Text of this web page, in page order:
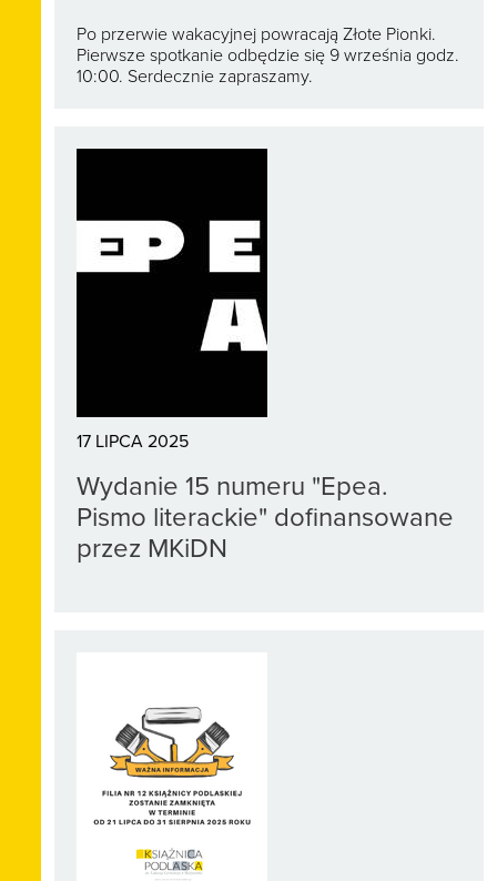
Po przerwie wakacyjnej powracają Złote Pionki.
Pierwsze spotkanie odbędzie się 9 września godz.
10:00. Serdecznie zapraszamy.
17 LIPCA 2025
Wydanie 15 numeru "Epea.
Pismo literackie" dofinansowane
przez MKiDN